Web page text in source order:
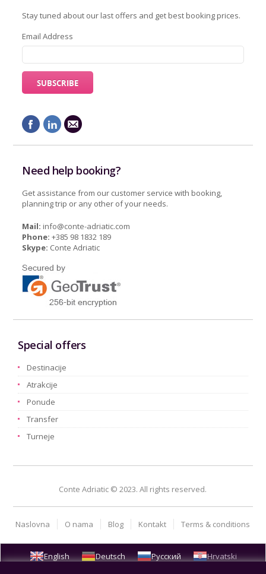
Stay tuned about our last offers and get best booking prices.
Email Address
Need help booking?
Get assistance from our customer service with booking,
planning trip or any other of your needs.
Mail: info@conte-adriatic.com
Phone: +385 98 1832 189
Skype: Conte Adriatic
Special offers
Destinacije
Atrakcije
Ponude
Transfer
Turneje
Conte Adriatic © 2023. All rights reserved.
Naslovna O nama Blog Kontakt Terms & conditions
English Deutsch Русский Hrvatski